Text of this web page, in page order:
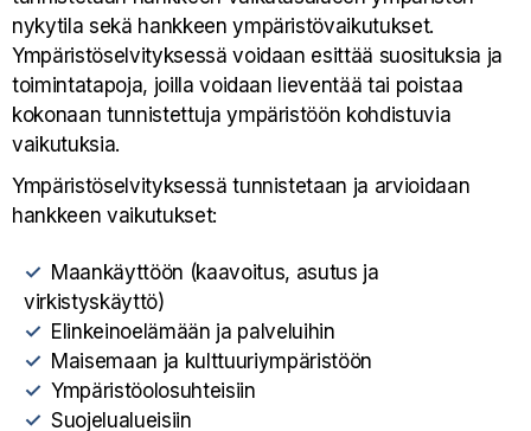
nykytila sekä hankkeen ympäristövaikutukset.
Ympäristöselvityksessä voidaan esittää suosituksia ja
toimintatapoja, joilla voidaan lieventää tai poistaa
kokonaan tunnistettuja ympäristöön kohdistuvia
vaikutuksia.
Ympäristöselvityksessä tunnistetaan ja arvioidaan
hankkeen vaikutukset:
Maankäyttöön (kaavoitus, asutus ja
virkistyskäyttö)​
Elinkeinoelämään ja palveluihin ​
Maisemaan ja kulttuuriympäristöön​
Ympäristöolosuhteisiin​
Suojelualueisiin​